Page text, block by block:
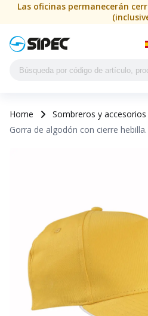
Las oficinas permanecerán
Home Sombreros y accesorios
Gorra de algodón con cierre hebilla.